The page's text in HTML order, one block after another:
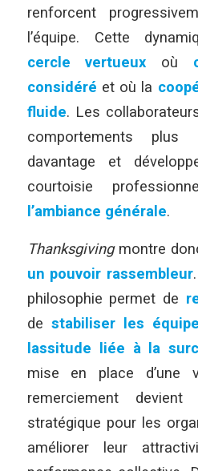
renforcent
l’équipe. Cette
cercle vertueux où
considéré et où la
fluide. Les
comportements plus
davantage et
courtoisie
l’ambiance générale.
Thanksgivingmontre
un pouvoir rassembleur
philosophie permet de
de stabiliser les
lassitude liée à la
mise en place d’une
remerciement
stratégique pour les
améliorer leur